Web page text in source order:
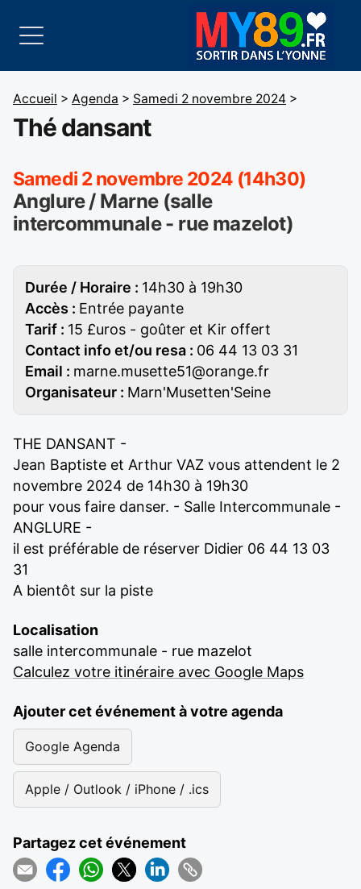
Accueil > Agenda > Samedi 2 novembre 2024 >
Thé dansant
Samedi 2 novembre 2024 (14h30)
Anglure / Marne (salle
intercommunale - rue mazelot)
Durée / Horaire : 14h30 à 19h30
Accès : Entrée payante
Tarif : 15 £uros - goûter et Kir offert
Contact info et/ou resa : 06 44 13 03 31
Email : marne.musette51@orange.fr
Organisateur : Marn'Musetten'Seine
THE DANSANT -
Jean Baptiste et Arthur VAZ vous attendent le 2
novembre 2024 de 14h30 à 19h30
pour vous faire danser. - Salle Intercommunale -
ANGLURE -
il est préférable de réserver Didier 06 44 13 03
31
A bientôt sur la piste
Localisation
salle intercommunale - rue mazelot
Calculez votre itinéraire avec Google Maps
Ajouter cet événement à votre agenda
Google Agenda
Apple / Outlook / iPhone / .ics
Partagez cet événement